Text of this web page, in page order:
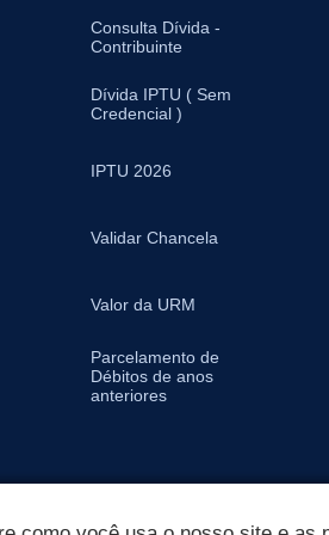
Consulta Dívida -
Contribuinte
Dívida IPTU ( Sem
Credencial )
IPTU 2026
Validar Chancela
Valor da URM
Parcelamento de
Débitos de anos
anteriores